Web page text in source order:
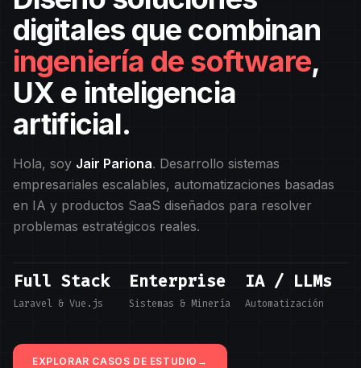
digitales que combinan
ingeniería de software,
UX e inteligencia
artificial.
Hola, soy Jair Pariona. Desarrollo sistemas
empresariales escalables, automatizaciones basadas
en IA y productos SaaS diseñados para resolver
problemas estratégicos reales.
Full Stack
Laravel & Vue.js
Enterprise
Sistemas & Minería
IA / LLMs
Automatización
EXPLORAR CASOS DE ESTUDIO →